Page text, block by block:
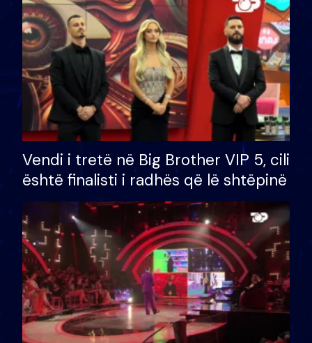
Vendi i tretë në Big Brother VIP 5, cili
është finalisti i radhës që lë shtëpinë